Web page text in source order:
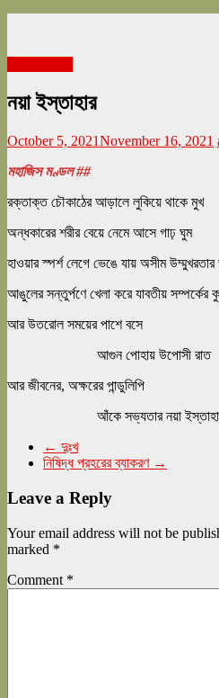
নয়া ইস্তাহার
October 5, 2021November 16, 2021
মহাজিস মণ্ডল ##
রক্তাক্ত চৌকাঠের আড়ালে লুকিয়ে থাকে মুখ
অন্ধকারের শরীর বেয়ে নেমে আসে গাঢ় ঘুম
হাওয়ার স্পর্শ লেগে ভেঙে যায় অসীম উম্মুখরতার
আঙুলের সন্তুর্পণে খেলা করে যাবতীয় সম্পর্কের
আর উতরোল সময়ের পাশে বসে
আগুন পোহায় উপোসী রাত
আর জীবনের, অক্ষরের পান্ডুলিপি
আঁকে সভ্যতার নয়া
← দুঃখ
নিষিদ্ধ প্রহরের ব্যাকরণ →
Leave a Reply
Your email address will not be
marked *
Comment *